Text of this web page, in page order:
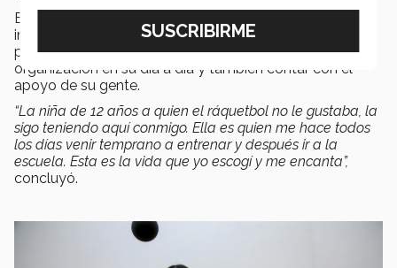
Balancear su estilo de vida ha sido un gran esfuerzo
invertido a sus sueños, mencionó la deportista. Como
parte principal de ello, Leonela busca mantener una
organización en su día a día y también contar con el
apoyo de su gente.
“La niña de 12 años a quien el ráquetbol no le gustaba, la
sigo teniendo aquí conmigo. Ella es quien me hace todos
los días venir temprano a entrenar y después ir a la
escuela. Esta es la vida que yo escogí y me encanta”,
concluyó.